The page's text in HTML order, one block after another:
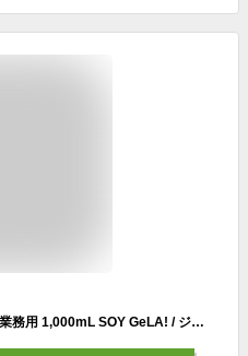
【1個】 オーガニック 豆乳 アイス 業務用 1,000mL SOY GeLA! / ジェラート スイーツ ギフト プレゼント 無添加 低カロリー ギルトフリー ビーガン 牛乳 卵 不使用 レストラン カフェ 豆乳アイス ヴィーガン パーティー